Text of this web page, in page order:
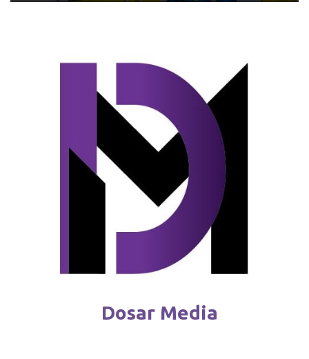
Mai puțini bani pentru Ucraina din
partea UE: „Nu toate cond
Dosar Media